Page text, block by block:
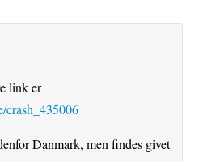
link er
crash_435006
Danmark, men findes givet